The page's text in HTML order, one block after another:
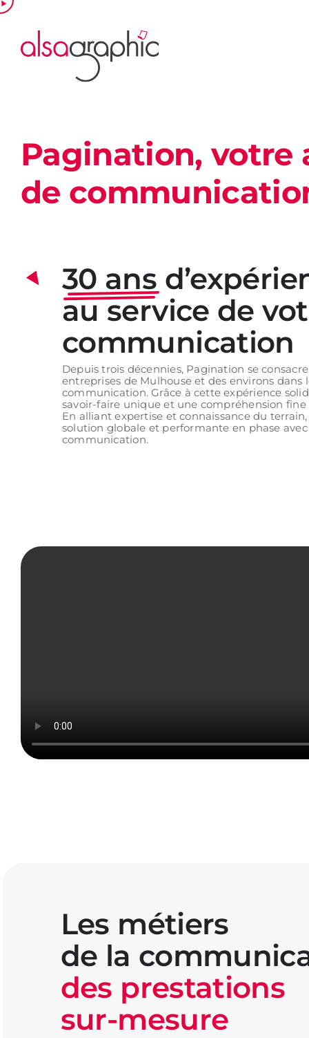
Passer
au
contenu
Pagination, votre
de
30 ans
au service de
communication
Depuis trois décennies, Pagination se
entreprises de Mulhouse et des environs dans
communication. Grâce à cette expérience
savoir-faire unique et une compréhension fine
En alliant expertise et connaissance du
solution globale et performante en phase
communication.
Les métiers
de la
des prestations
sur-mesure